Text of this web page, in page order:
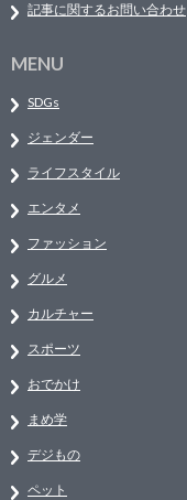
記事に関するお問い合わせ
MENU
SDGs
ジェンダー
ライフスタイル
エンタメ
ファッション
グルメ
カルチャー
スポーツ
おでかけ
まめ学
デジもの
ペット